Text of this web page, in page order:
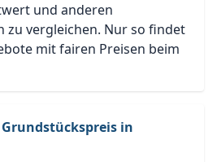
und anderen
zu vergleichen. Nur so findet
mit fairen Preisen beim
in